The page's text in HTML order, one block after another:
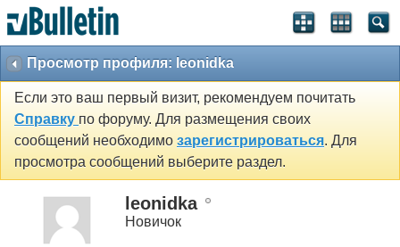
Просмотр профиля: leonidka
Если это ваш первый визит, рекомендуем почитать
Справку по форуму. Для размещения своих
сообщений необходимо зарегистрироваться. Для
просмотра сообщений выберите раздел.
leonidka
Новичок